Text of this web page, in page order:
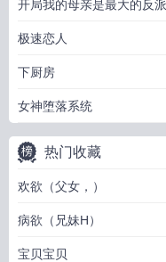
开局我的母亲是最大的反派
极速恋人
下厨房
女神堕落系统
热门收藏
欢欲（父女，）
病欲（兄妹H）
宝贝宝贝